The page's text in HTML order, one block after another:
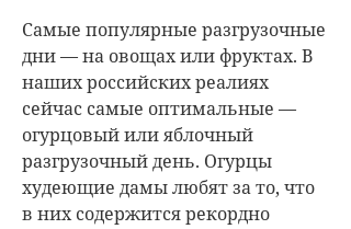
Самые популярные разгрузочные
дни — на овощах или фруктах. В
наших российских реалиях
сейчас самые оптимальные —
огурцовый или яблочный
разгрузочный день. Огурцы
худеющие дамы любят за то, что
в них содержится рекордно